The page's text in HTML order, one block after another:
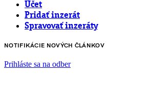
Účet
Pridať inzerát
Spravovať inzeráty
NOTIFIKÁCIE NOVÝCH ČLÁNKOV
Prihláste sa na odber